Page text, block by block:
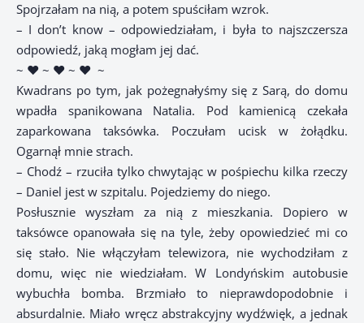
Spojrzałam na nią, a potem spuściłam wzrok.
– I don’t know – odpowiedziałam, i była to najszczersza
odpowiedź, jaką mogłam jej dać.
~ ♥ ~ ♥ ~ ♥ ~
Kwadrans po tym, jak pożegnałyśmy się z Sarą, do domu
wpadła spanikowana Natalia. Pod kamienicą czekała
zaparkowana taksówka. Poczułam ucisk w żołądku.
Ogarnął mnie strach.
– Chodź – rzuciła tylko chwytając w pośpiechu kilka rzeczy
– Daniel jest w szpitalu. Pojedziemy do niego.
Posłusznie wyszłam za nią z mieszkania. Dopiero w
taksówce opanowała się na tyle, żeby opowiedzieć mi co
się stało. Nie włączyłam telewizora, nie wychodziłam z
domu, więc nie wiedziałam. W Londyńskim autobusie
wybuchła bomba. Brzmiało to nieprawdopodobnie i
absurdalnie. Miało wręcz abstrakcyjny wydźwięk, a jednak